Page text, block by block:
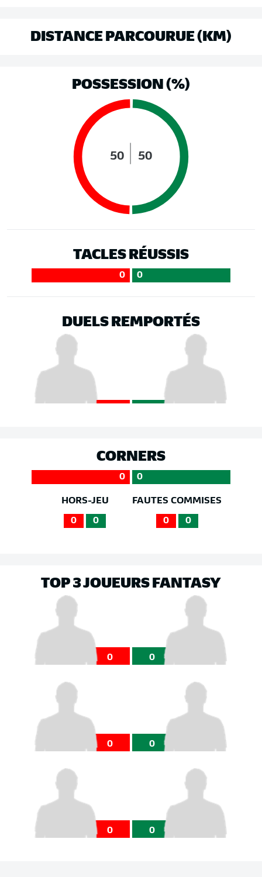
DISTANCE PARCOURUE (KM)
POSSESSION (%)
50 50
TACLES RÉUSSIS
0 0
DUELS REMPORTÉS
CORNERS
0 0
HORS-JEU
0 0
FAUTES COMMISES
0 0
TOP 3 JOUEURS FANTASY
0 0
0 0
0 0